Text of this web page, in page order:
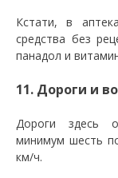
Кстати, в
средства без
панадол и
11. Дороги и
Дороги здесь
минимум шесть
км/ч.